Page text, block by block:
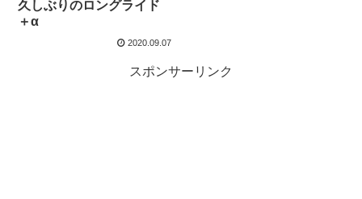
久しぶりのロングライド
＋α
2020.09.07
スポンサーリンク